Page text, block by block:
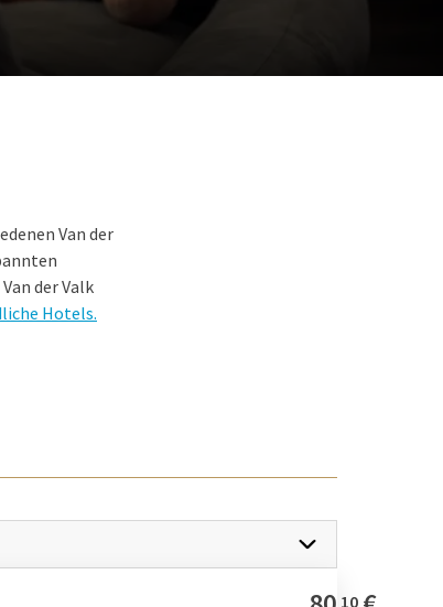
Van der
der Valk
Hotels.
oder
der
die
10